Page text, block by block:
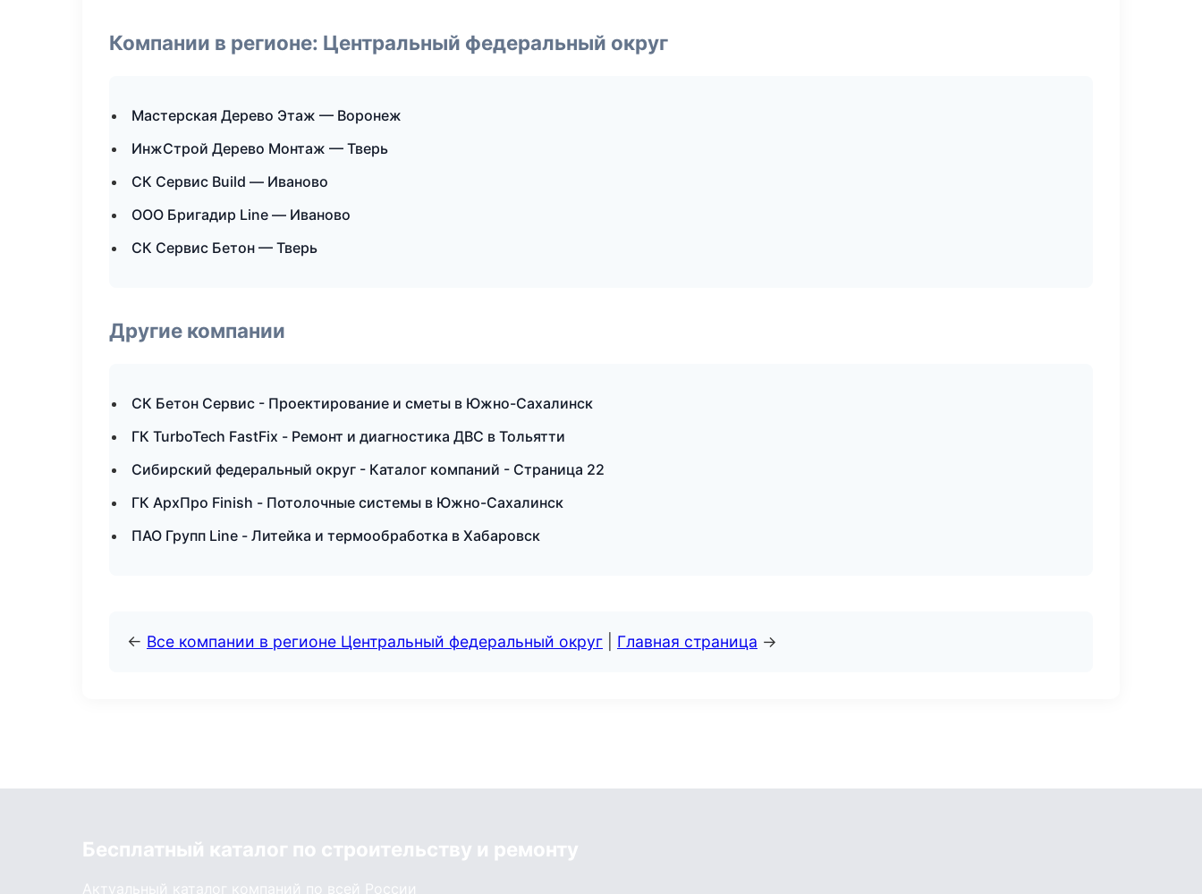
Компании в регионе: Центральный федеральный округ
Мастерская Дерево Этаж — Воронеж
ИнжСтрой Дерево Монтаж — Тверь
СК Сервис Build — Иваново
ООО Бригадир Line — Иваново
СК Сервис Бетон — Тверь
Другие компании
СК Бетон Сервис - Проектирование и сметы в Южно-Сахалинск
ГК TurboTech FastFix - Ремонт и диагностика ДВС в Тольятти
Сибирский федеральный округ - Каталог компаний - Страница 22
ГК АрхПро Finish - Потолочные системы в Южно-Сахалинск
ПАО Групп Line - Литейка и термообработка в Хабаровск
← Все компании в регионе Центральный федеральный округ Главная страница →
Бесплатный каталог по строительству и ремонту
Актуальный каталог компаний по всей России